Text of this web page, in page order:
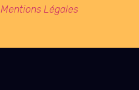
Mentions Légales